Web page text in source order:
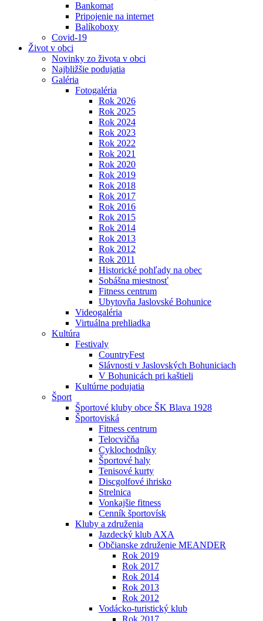
Bankomat
Pripojenie na internet
Balíkoboxy
Covid-19
Život v obci
Novinky zo života v obci
Najbližšie podujatia
Galéria
Fotogaléria
Rok 2026
Rok 2025
Rok 2024
Rok 2023
Rok 2022
Rok 2021
Rok 2020
Rok 2019
Rok 2018
Rok 2017
Rok 2016
Rok 2015
Rok 2014
Rok 2013
Rok 2012
Rok 2011
Historické pohľady na obec
Sobášna miestnosť
Fitness centrum
Ubytovňa Jaslovské Bohunice
Videogaléria
Virtuálna prehliadka
Kultúra
Festivaly
CountryFest
Slávnosti v Jaslovských Bohuniciach
V Bohunicách pri kaštieli
Kultúrne podujatia
Šport
Športové kluby obce ŠK Blava 1928
Športoviská
Fitness centrum
Telocvičňa
Cyklochodníky
Športové haly
Tenisové kurty
Discgolfové ihrisko
Strelnica
Vonkajšie fitness
Cenník športovísk
Kluby a združenia
Jazdecký klub AXA
Občianske združenie MEANDER
Rok 2019
Rok 2017
Rok 2014
Rok 2013
Rok 2012
Vodácko-turistický klub
Rok 2017